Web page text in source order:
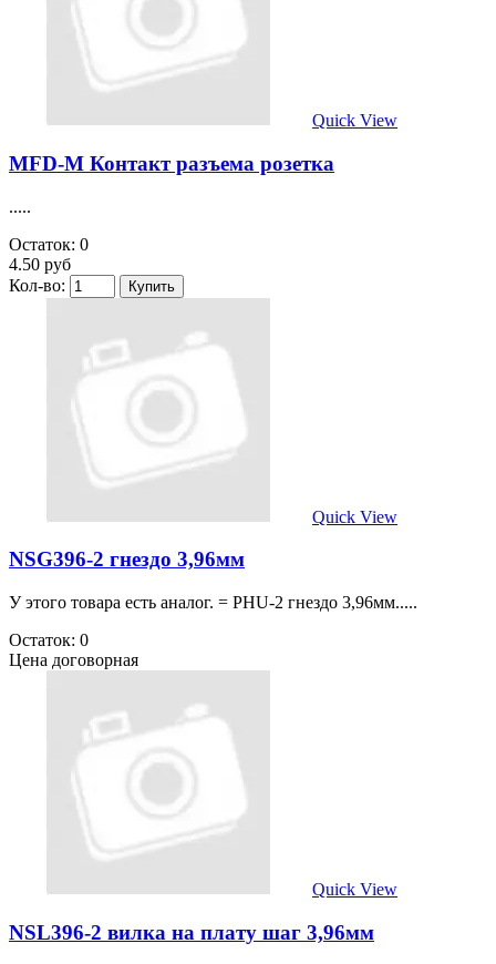
Quick View
MFD-M Контакт разъема розетка
.....
Остаток: 0
4.50 руб
Кол-во:
Quick View
NSG396-2 гнездо 3,96мм
У этого товара есть аналог. = PHU-2 гнездо 3,96мм.....
Остаток: 0
Цена договорная
Quick View
NSL396-2 вилка на плату шаг 3,96мм